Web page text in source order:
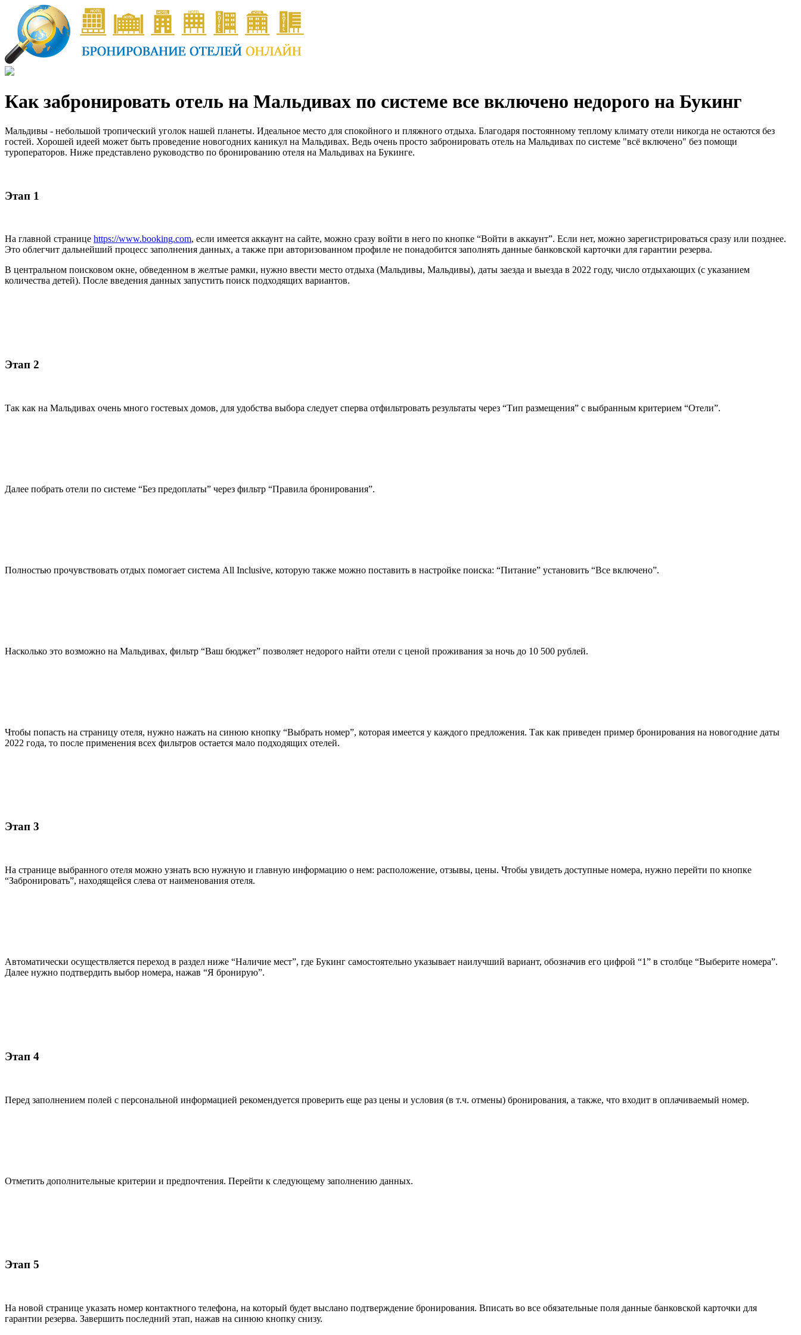
Как забронировать отель на Мальдивах по системе все включено недорого на Букинг
Мальдивы - небольшой тропический уголок нашей планеты. Идеальное место для спокойного и пляжного отдыха. Благодаря постоянному теплому климату отели никогда не остаются без
гостей. Хорошей идеей может быть проведение новогодних каникул на Мальдивах. Ведь очень просто забронировать отель на Мальдивах по системе "всё включено" без помощи
туроператоров. Ниже представлено руководство по бронированию отеля на Мальдивах на Букинге.
Этап 1
На главной странице https://www.booking.com, если имеется аккаунт на сайте, можно сразу войти в него по кнопке “Войти в аккаунт”. Если нет, можно зарегистрироваться сразу или позднее.
Это облегчит дальнейший процесс заполнения данных, а также при авторизованном профиле не понадобится заполнять данные банковской карточки для гарантии резерва.
В центральном поисковом окне, обведенном в желтые рамки, нужно ввести место отдыха (Мальдивы, Мальдивы), даты заезда и выезда в 2022 году, число отдыхающих (с указанием
количества детей). После введения данных запустить поиск подходящих вариантов.
Этап 2
Так как на Мальдивах очень много гостевых домов, для удобства выбора следует сперва отфильтровать результаты через “Тип размещения” с выбранным критерием “Отели”.
Далее побрать отели по системе “Без предоплаты” через фильтр “Правила бронирования”.
Полностью прочувствовать отдых помогает система All Inclusive, которую также можно поставить в настройке поиска: “Питание” установить “Все включено”.
Насколько это возможно на Мальдивах, фильтр “Ваш бюджет” позволяет недорого найти отели с ценой проживания за ночь до 10 500 рублей.
Чтобы попасть на страницу отеля, нужно нажать на синюю кнопку “Выбрать номер”, которая имеется у каждого предложения. Так как приведен пример бронирования на новогодние даты
2022 года, то после применения всех фильтров остается мало подходящих отелей.
Этап 3
На странице выбранного отеля можно узнать всю нужную и главную информацию о нем: расположение, отзывы, цены. Чтобы увидеть доступные номера, нужно перейти по кнопке
“Забронировать”, находящейся слева от наименования отеля.
Автоматически осуществляется переход в раздел ниже “Наличие мест”, где Букинг самостоятельно указывает наилучший вариант, обозначив его цифрой “1” в столбце “Выберите номера”.
Далее нужно подтвердить выбор номера, нажав “Я бронирую”.
Этап 4
Перед заполнением полей с персональной информацией рекомендуется проверить еще раз цены и условия (в т.ч. отмены) бронирования, а также, что входит в оплачиваемый номер.
Отметить дополнительные критерии и предпочтения. Перейти к следующему заполнению данных.
Этап 5
На новой странице указать номер контактного телефона, на который будет выслано подтверждение бронирования. Вписать во все обязательные поля данные банковской карточки для
гарантии резерва. Завершить последний этап, нажав на синюю кнопку снизу.